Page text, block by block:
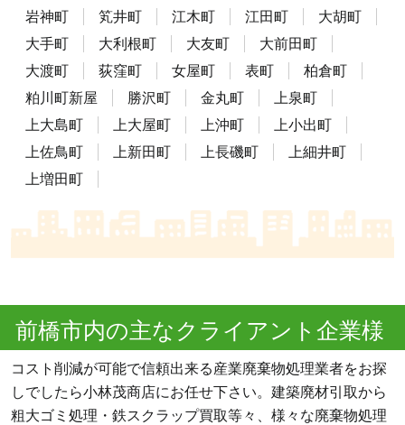
岩神町
笂井町 江木町 江田町
大胡町
大手町
大利根町 大友町
大前田町
大渡町
荻窪町 女屋町 表町
柏倉町
粕川町新屋
勝沢町 金丸町
上泉町
上大島町
上大屋町 上沖町
上小出町
上佐鳥町
上新田町 上長磯町
上細井町
上増田町
前橋市内の主なクライアント企業様
コスト削減が可能で信頼出来る産業廃棄物処理業者をお探
しでしたら小林茂商店にお任せ下さい。建築廃材引取から
粗大ゴミ処理・鉄スクラップ買取等々、様々な廃棄物処理